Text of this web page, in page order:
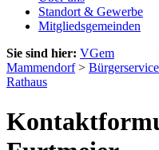
Standort & Gewerbe
Mitgliedsgemeinden
Sie sind hier: VGem
Mammendorf> Bürgerservice
Rathaus